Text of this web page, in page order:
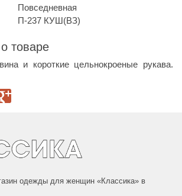
Повседневная
П-237 КУШ(ВЗ)
товаре
и короткие цельнокроеные рукава.
одежды для женщин «Классика» в